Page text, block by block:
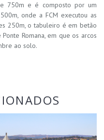
750m e é composto por um
onde a FCM executou as
250m, o tabuleiro é em betão
Romana, em que os arcos
ao solo.